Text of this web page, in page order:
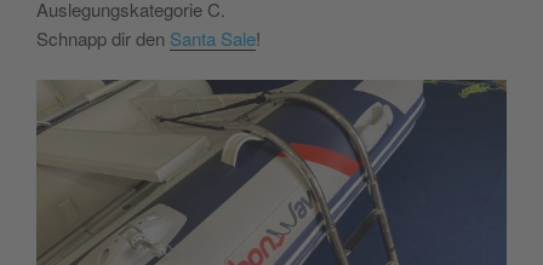
Auslegungskategorie C.
Schnapp dir den Santa Sale!